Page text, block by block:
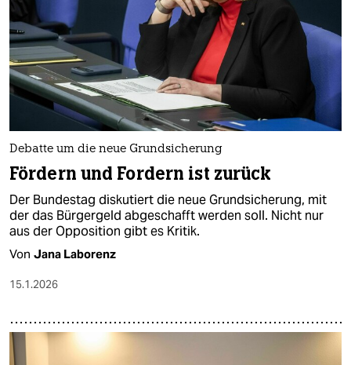
Debatte um die neue Grundsicherung
Fördern und Fordern ist zurück
Der Bundestag diskutiert die neue Grundsicherung, mit
der das Bürgergeld abgeschafft werden soll. Nicht nur
aus der Opposition gibt es Kritik.
Von Jana Laborenz
15.1.2026